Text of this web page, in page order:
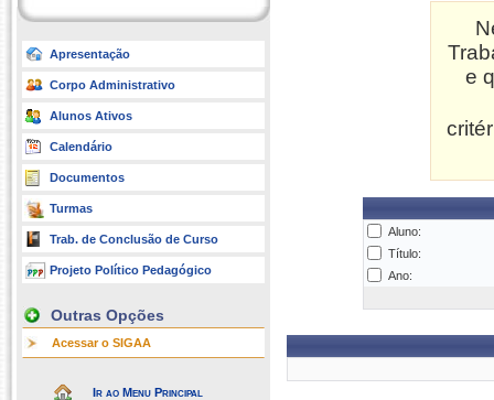
Apresentação
Corpo Administrativo
Alunos Ativos
Calendário
Documentos
Turmas
Trab. de Conclusão de Curso
Projeto Político Pedagógico
Outras Opções
Acessar o SIGAA
Ir ao Menu Principal
e
Aluno:
Título:
Ano: